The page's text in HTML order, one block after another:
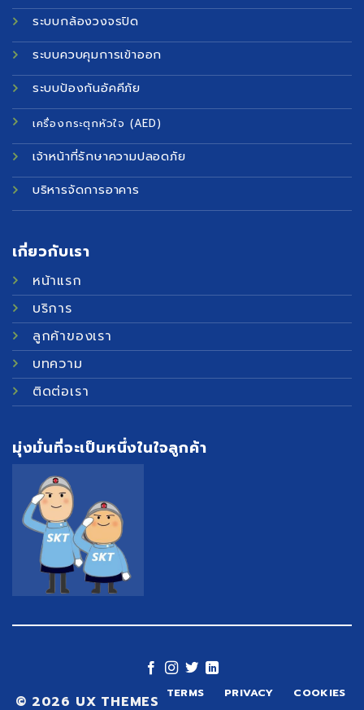
ระบบกล้องวงจรปิด
ระบบควบคุมการเข้าออก
ระบบป้องกันอัคคีภัย
เครื่องกระตุกหัวใจ (AED)
เจ้าหน้าที่รักษาความปลอดภัย
บริหารจัดการอาคาร
เกี่ยวกับเรา
หน้าแรก
บริการ
ลูกค้าของเรา
บทความ
ติดต่อเรา
มุ่งมั่นที่จะเป็นหนึ่งในใจลูกค้า
© 2026 UX THEMES TERMS PRIVACY COOKIES